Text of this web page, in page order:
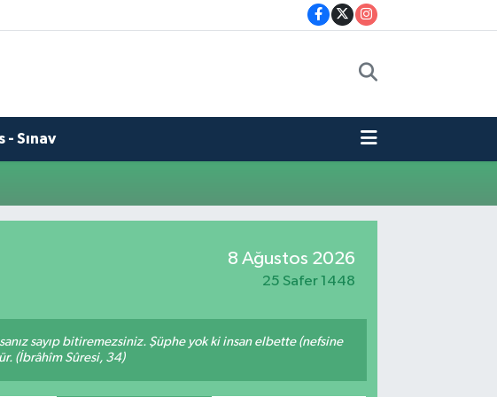
- Sınav
8 Ağustos 2026
25 Safer 1448
sayıp bitiremezsiniz. Şüphe yok ki insan elbette (nefsine
(İbrâhîm Sûresi, 34)